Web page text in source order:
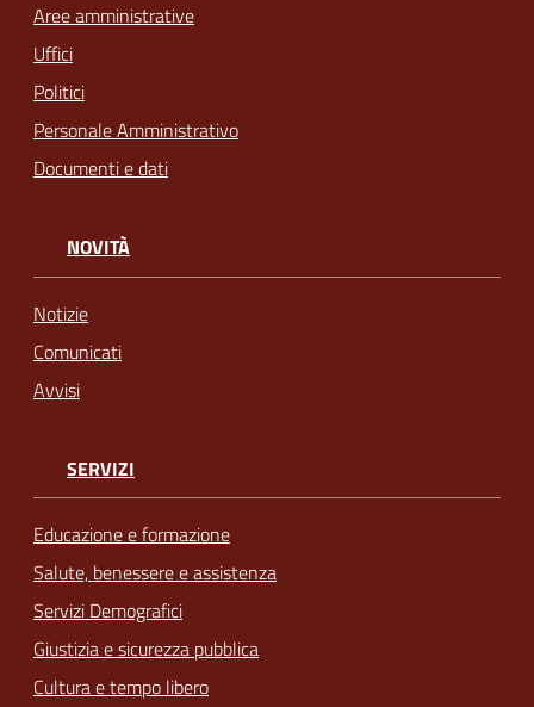
Aree amministrative
Uffici
Politici
Personale Amministrativo
Documenti e dati
NOVITÀ
Notizie
Comunicati
Avvisi
SERVIZI
Educazione e formazione
Salute, benessere e assistenza
Servizi Demografici
Giustizia e sicurezza pubblica
Cultura e tempo libero